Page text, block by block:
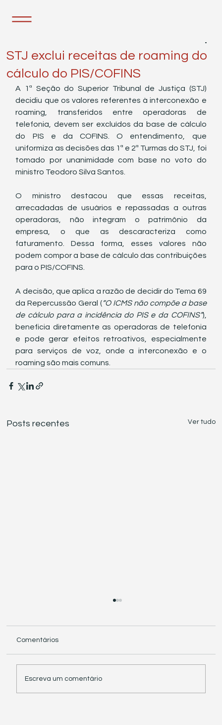
STJ exclui receitas de roaming do
cálculo do PIS/COFINS
A 1ª Seção do Superior Tribunal de Justiça (STJ)
decidiu que os valores referentes à interconexão e
roaming, transferidos entre operadoras de
telefonia, devem ser excluídos da base de cálculo
do PIS e da COFINS. O entendimento, que
uniformiza as decisões das 1ª e 2ª Turmas do STJ, foi
tomado por unanimidade com base no voto do
ministro Teodoro Silva Santos.
O ministro destacou que essas receitas,
arrecadadas de usuários e repassadas a outras
operadoras, não integram o patrimônio da
empresa, o que as descaracteriza como
faturamento. Dessa forma, esses valores não
podem compor a base de cálculo das contribuições
para o PIS/COFINS.
A decisão, que aplica a razão de decidir do Tema 69
da Repercussão Geral (“O ICMS não compõe a base
de cálculo para a incidência do PIS e da COFINS”),
beneficia diretamente as operadoras de telefonia
e pode gerar efeitos retroativos, especialmente
para serviços de voz, onde a interconexão e o
roaming são mais comuns.
Posts recentes Ver tudo
Comentários
Escreva um comentário